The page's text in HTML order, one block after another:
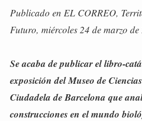
Publicado en EL CORREO,
Futuro, miércoles 24 de marzo de
Se acaba de publicar el libro-
exposición del Museo de
Ciudadela de Barcelona que
construcciones en el mundo